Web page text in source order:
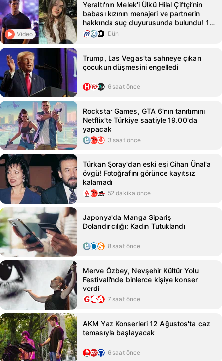
Video
Yeraltı'nın Melek'i Ülkü Hilal Çiftçi’nin
babası kızının menajeri ve partnerin
hakkında suç duyurusunda bulundu! 10
yaş büyük isimle aşk yaşıyor - Magazin
Haberleri
Dün
Trump, Las Vegas'ta sahneye çıkan
çocukun düşmesini engelledi
6 saat önce
Rockstar Games, GTA 6'nın tanıtımını
Netflix'te Türkiye saatiyle 19.00'da
yapacak
3 saat önce
Türkan Şoray'dan eski eşi Cihan Ünal'a
övgü! Fotoğrafını görünce kayıtsız
kalamadı
52 dakika önce
Japonya'da Manga Sipariş
Dolandırıcılığı: Kadın Tutuklandı
8 saat önce
Merve Özbey, Nevşehir Kültür Yolu
Festivali'nde binlerce kişiye konser
verdi
7 saat önce
AKM Yaz Konserleri 12 Ağustos'ta caz
temasıyla başlayacak
6 saat önce